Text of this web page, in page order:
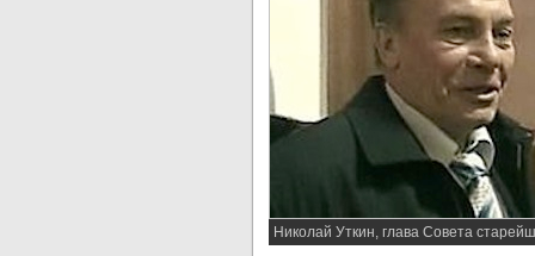
Николай Уткин, глава Совета